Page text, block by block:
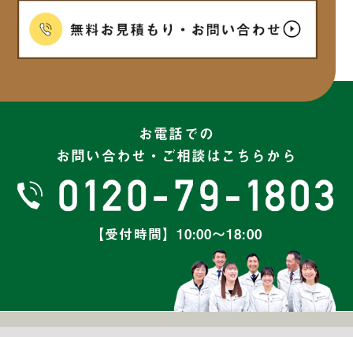
お電話での
お問い合わせ・ご相談はこちらから
【受付時間】10:00～18:00